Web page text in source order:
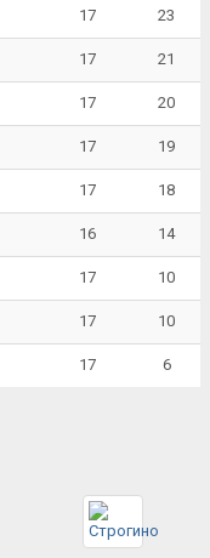
17 23
17 21
17 20
17 19
17 18
16 14
17 10
17 10
17 6